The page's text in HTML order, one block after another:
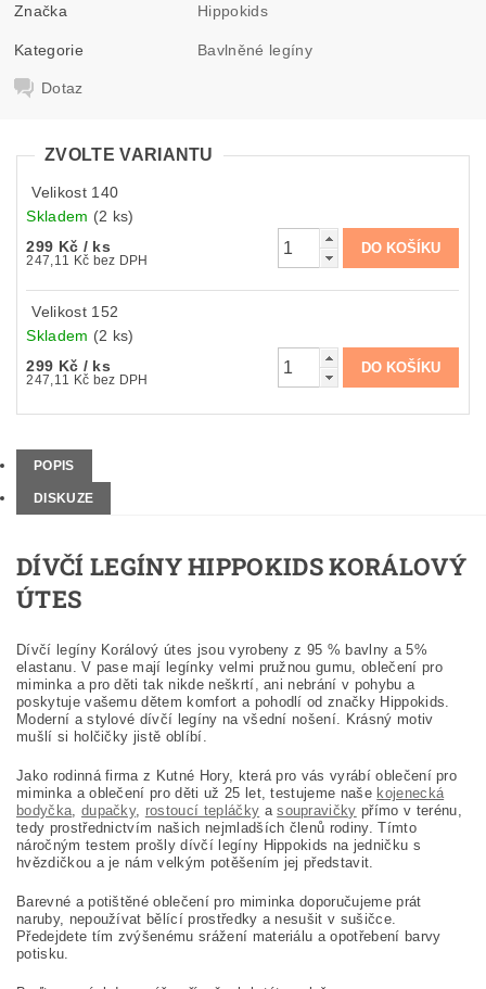
Značka Hippokids
Kategorie Bavlněné legíny
Dotaz
ZVOLTE VARIANTU
Velikost 140
Skladem (2 ks)
299 Kč / ks
247,11 Kč bez DPH
Velikost 152
Skladem (2 ks)
299 Kč / ks
247,11 Kč bez DPH
POPIS
DISKUZE
DÍVČÍ LEGÍNY HIPPOKIDS KORÁLOVÝ
ÚTES
Dívčí legíny Korálový útes jsou vyrobeny z 95 % bavlny a 5%
elastanu. V pase mají legínky velmi pružnou gumu, oblečení pro
miminka a pro děti tak nikde neškrtí, ani nebrání v pohybu a
poskytuje vašemu dětem komfort a pohodlí od značky Hippokids.
Moderní a stylové dívčí legíny na všední nošení. Krásný motiv
mušlí si holčičky jistě oblíbí.
Jako rodinná firma z Kutné Hory, která pro vás vyrábí oblečení pro
miminka a oblečení pro děti už 25 let, testujeme naše kojenecká
bodyčka dupačky, rostoucí tepláčky asoupravičky přímo v terénu,
tedy prostřednictvím našich nejmladších členů rodiny. Tímto
náročným testem prošly dívčí legíny Hippokids na jedničku s
hvězdičkou a je nám velkým potěšením jej představit.
Barevné a potištěné oblečení pro miminka doporučujeme prát
naruby, nepoužívat bělící prostředky a nesušit v sušičce.
Předejdete tím zvýšenému srážení materiálu a opotřebení barvy
potisku.